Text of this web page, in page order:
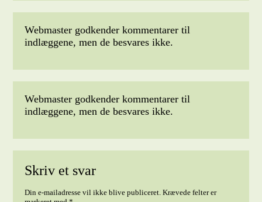
Webmaster godkender kommentarer til
indlæggene, men de besvares ikke.
Webmaster godkender kommentarer til
indlæggene, men de besvares ikke.
Skriv et svar
Din e-mailadresse vil ikke blive publiceret. Krævede felter er